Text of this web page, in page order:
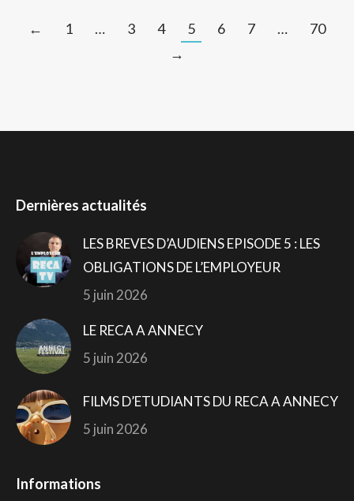
← 1 … 3 4 5 6 7 …
70
→
Dernières actualités
LES BREVES D’AUDIENS EPISODE 5 : LES
OBLIGATIONS DE L’EMPLOYEUR
5 juin 2026
LE RECA A ANNECY
5 juin 2026
FILMS D’ETUDIANTS DU RECA A ANNECY
5 juin 2026
Informations